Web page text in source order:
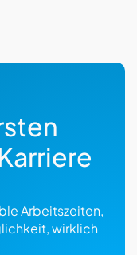
Arbeitszeiten,
wirklich